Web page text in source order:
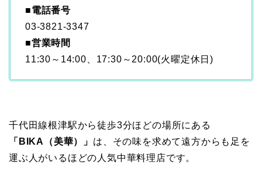
■電話番号
03-3821-3347
■営業時間
11:30～14:00、17:30～20:00(火曜定休日)
千代田線根津駅から徒歩3分ほどの場所にある
「BIKA（美華）」 は、その味を求めて遠方からも足を
運ぶ人がいるほどの人気中華料理店です。